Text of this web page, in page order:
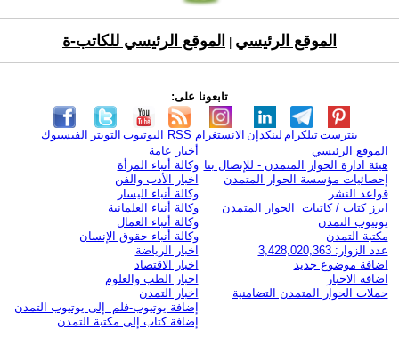
الموقع الرئيسي الموقع الرئيسي للكاتب-ة
تابعونا على:
الفيسبوك التويتر اليوتيوب RSS الانستغرام لينكدإن تيلكرامبنترست
الموقع الرئيسي
هيئة ادارة الحوار المتمدن - للإتصال بنا
إحصائيات مؤسسة الحوار المتمدن
قواعد النشر
ابرز كتاب / كاتبات الحوار المتمدن
يوتيوب التمدن
مكتبة التمدن
عدد الزوار: 3,428,020,363
اضافة موضوع جديد
اضافة الاخبار
حملات الحوار المتمدن التضامنية
أخبار عامة
وكالة أنباء المرأة
اخبار الأدب والفن
وكالة أنباء اليسار
وكالة أنباء العلمانية
وكالة أنباء العمال
وكالة أنباء حقوق الإنسان
اخبار الرياضة
اخبار الاقتصاد
اخبار الطب والعلوم
اخبار التمدن
إضافة يوتيوب-فلم إلى يوتيوب التمدن
إضافة كتاب إلى مكتبة التمدن